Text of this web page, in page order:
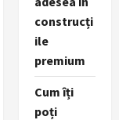
construcți
ile
premium
Cum îți
poți